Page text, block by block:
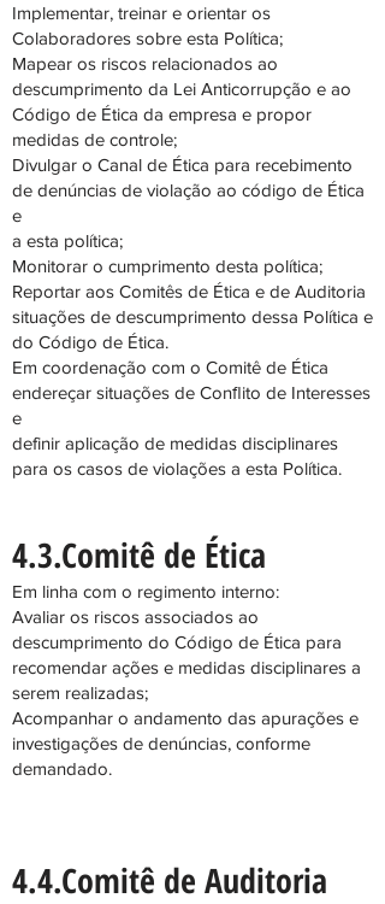
Implementar, treinar e orientar os
Colaboradores sobre esta Política;
Mapear os riscos relacionados ao
descumprimento da Lei Anticorrupção e ao
Código de Ética da empresa e propor
medidas de controle;
Divulgar o Canal de Ética para recebimento
de denúncias de violação ao código de Ética
e
a esta política;
Monitorar o cumprimento desta política;
Reportar aos Comitês de Ética e de Auditoria
situações de descumprimento dessa Política e
do Código de Ética.
Em coordenação com o Comitê de Ética
endereçar situações de Conﬂito de Interesses
e
definir aplicação de medidas disciplinares
para os casos de violações a esta Política.
4.3.Comitê de Ética
Em linha com o regimento interno:
Avaliar os riscos associados ao
descumprimento do Código de Ética para
recomendar ações e medidas disciplinares a
serem realizadas;
Acompanhar o andamento das apurações e
investigações de denúncias, conforme
demandado.
4.4.Comitê de Auditoria